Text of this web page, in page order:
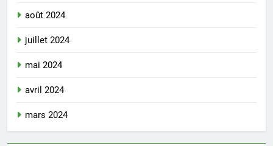
août 2024
juillet 2024
mai 2024
avril 2024
mars 2024